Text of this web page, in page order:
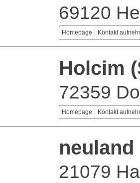
69120
Homepage Kontakt
Holcim
72359
Homepage Kontakt
neuland
21079